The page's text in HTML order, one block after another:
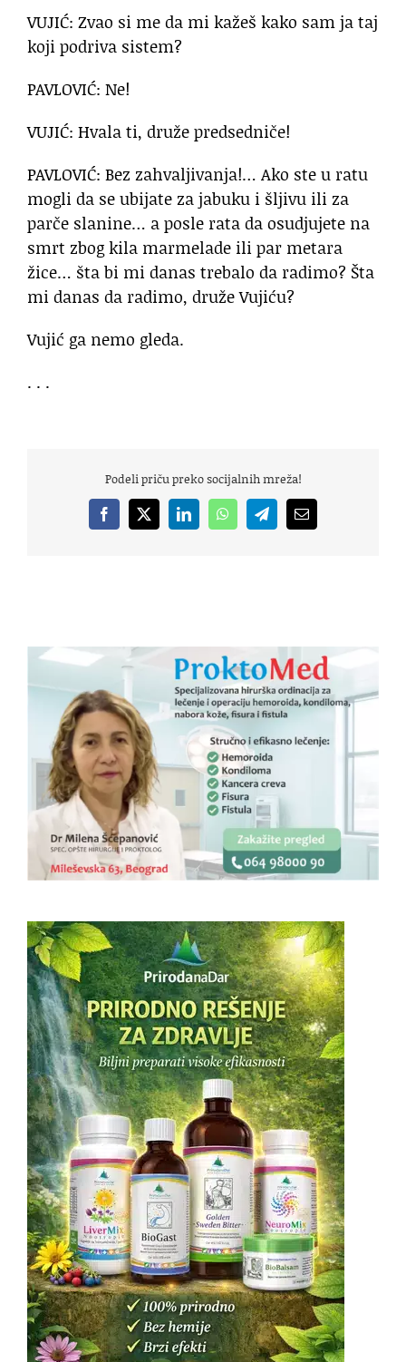
VUJIĆ: Zvao si me da mi kažeš kako sam ja taj
koji podriva sistem?
PAVLOVIĆ: Ne!
VUJIĆ: Hvala ti, druže predsedniče!
PAVLOVIĆ: Bez zahvaljivanja!… Ako ste u ratu
mogli da se ubijate za jabuku i šljivu ili za
parče slanine… a posle rata da osudjujete na
smrt zbog kila marmelade ili par metara
žice… šta bi mi danas trebalo da radimo? Šta
mi danas da radimo, druže Vujiću?
Vujić ga nemo gleda.
. . .
Podeli priču preko socijalnih mreža!
Facebook
X LinkedInWhatsAppTelegramEmail